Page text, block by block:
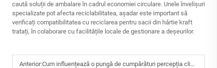
caută soluții de ambalare în cadrul economiei circulare. Unele învelișuri
specializate pot afecta reciclabilitatea, așadar este important să
verificați compatibilitatea cu reciclarea pentru sacii din hârtie kraft
tratați, în colaborare cu facilitățile locale de gestionare a deșeurilor.
Anterior:Cum influențează o pungă de cumpărături percepția clienților în magazinele IRetail?